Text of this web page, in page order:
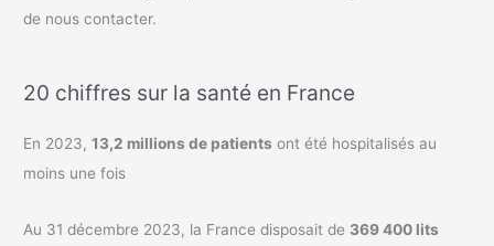
de nous contacter.
20 chiffres sur la santé en France
En 2023,13,2 millions de patients ont été hospitalisés au
moins une fois
Au 31 décembre 2023, la France disposait de 369 400 lits